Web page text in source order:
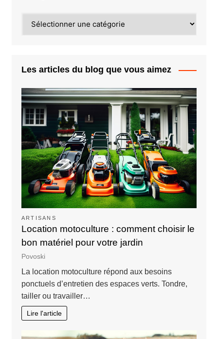
Les articles du blog que vous aimez
ARTISANS
Location motoculture : comment choisir le
bon matériel pour votre jardin
Povoski
La location motoculture répond aux besoins
ponctuels d’entretien des espaces verts. Tondre,
tailler ou travailler…
Lire l'article